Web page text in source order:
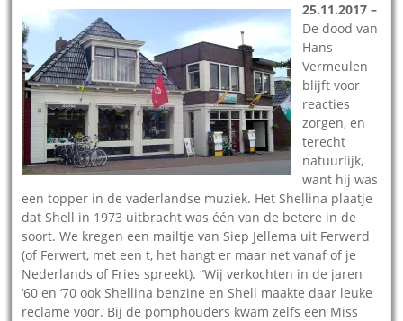
25.11.2017 –
De dood van
Hans
Vermeulen
blijft voor
reacties
zorgen, en
terecht
natuurlijk,
want hij was
een topper in de vaderlandse muziek. Het Shellina plaatje
dat Shell in 1973 uitbracht was één van de betere in de
soort. We kregen een mailtje van Siep Jellema uit Ferwerd
(of Ferwert, met een t, het hangt er maar net vanaf of je
Nederlands of Fries spreekt). “Wij verkochten in de jaren
‘60 en ‘70 ook Shellina benzine en Shell maakte daar leuke
reclame voor. Bij de pomphouders kwam zelfs een Miss